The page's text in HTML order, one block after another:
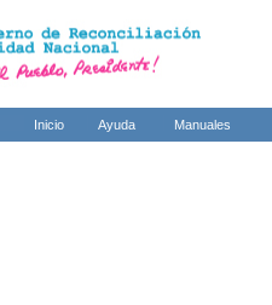
Inicio Ayuda Manuales